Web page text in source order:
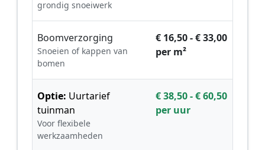
grondig snoeiwerk
Boomverzorging
Snoeien of kappen van
bomen
€ 16,50 - € 33,00
per m²
Optie: Uurtarief
tuinman
Voor flexibele
werkzaamheden
€ 38,50 - € 60,50
per uur